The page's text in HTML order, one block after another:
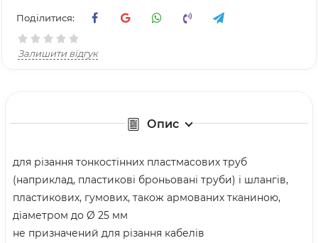
Поділитися:
Залишити відгук
Опис
для різання тонкостінних пластмасових труб
(наприклад, пластикові броньовані труби) і шлангів,
пластикових, гумових, також армованих тканиною,
діаметром до Ø 25 мм
не призначений для різання кабелів